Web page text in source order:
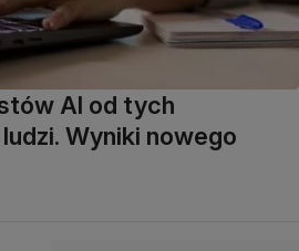
AI od tych
Wyniki nowego